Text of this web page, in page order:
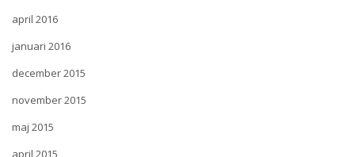
april 2016
januari 2016
december 2015
november 2015
maj 2015
april 2015